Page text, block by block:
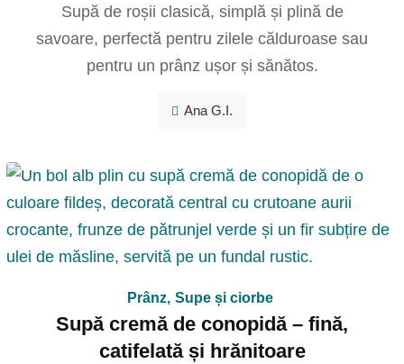
Supă de roșii clasică, simplă și plină de
savoare, perfectă pentru zilele călduroase sau
pentru un prânz ușor și sănătos.
Ana G.I.
Prânz, Supe și ciorbe
Supă cremă de conopidă – fină,
catifelată și hrănitoare